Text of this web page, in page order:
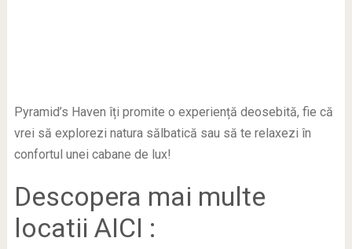
Pyramid’s Haven îți promite o experiență deosebită, fie că
vrei să explorezi natura sălbatică sau să te relaxezi în
confortul unei cabane de lux!
Descopera mai multe
locatii AICI :